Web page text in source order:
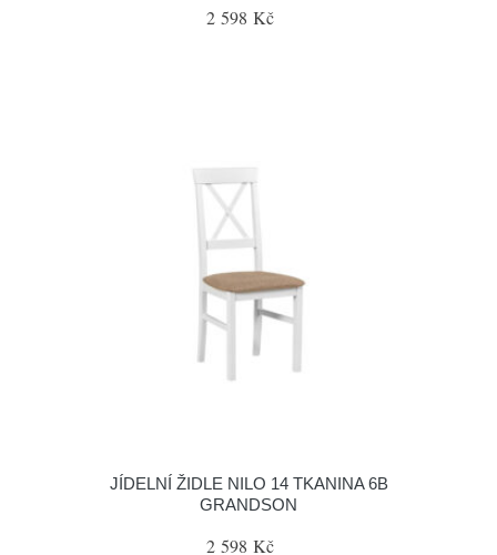
2 598 Kč
JÍDELNÍ ŽIDLE NILO 14 TKANINA 6B
GRANDSON
2 598 Kč